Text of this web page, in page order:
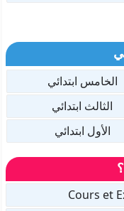
الخامس ابتدائي
الثالث ابتدائي
الأول ابتدائي